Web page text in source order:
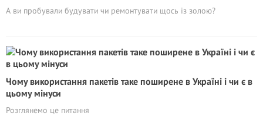
А ви пробували будувати чи ремонтувати щось із золою?
Чому використання пакетів таке поширене в Україні і чи є в
цьому мінуси
Розглянемо це питання